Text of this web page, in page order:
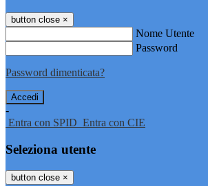
button close ×
Nome Utente
Password
Password dimenticata?
-
Entra con SPID Entra con CIE
Seleziona utente
button close ×